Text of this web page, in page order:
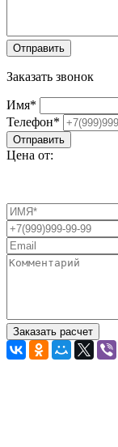
Заказать звонок
Имя*
Телефон*
Цена от: